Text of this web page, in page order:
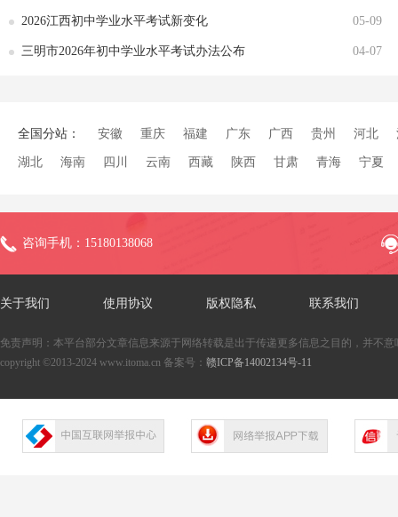
2026江西初中学业水平考试新变化 05-09
三明市2026年初中学业水平考试办法公布 04-07
全国分站： 安徽 重庆 福建 广东 广西 贵州 河北
湖北 海南 四川 云南 西藏 陕西 甘肃 青海 宁夏
咨询手机：15180138068
关于我们 使用协议 版权隐私 联系我们
免责声明：本平台部分文章信息来源于网络转载是出于传递更多信息之目的，并不
copyright ©2013-2024 www.itoma.cn 备案号： 赣ICP备14002134号-11